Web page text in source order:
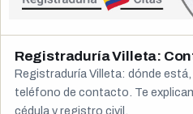
Registraduría Villeta:
Registraduría Villeta: dónde está,
teléfono de contacto. Te
cédula y registro civil.